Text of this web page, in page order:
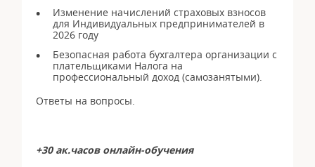
Изменение начислений страховых взносов
для Индивидуальных предпринимателей в
2026 году
Безопасная работа бухгалтера организации с
плательщиками Налога на
профессиональный доход (самозанятыми).
Ответы на вопросы.
+30 ак.часов онлайн-обучения